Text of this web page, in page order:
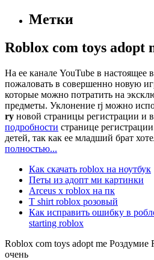
Метки
Roblox com toys adopt
На ее канале YouTube в настоящее
пожаловать в совершенно новую
которые можно потратить на
предметы. Уклонение rj можно
ry новой страницы регистрации и
подробности странице
детей, так как ее младший брат
полностью...
Как скачать roblox на ноутбук
Петы из адопт ми картинки
Arceus x roblox на пк
T shirt roblox розовый
Как исправить ошибку в
starting roblox
Roblox com toys adopt me Роздумие
очень